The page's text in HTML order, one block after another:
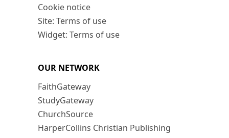
Cookie notice
Site: Terms of use
Widget: Terms of use
OUR NETWORK
FaithGateway
StudyGateway
ChurchSource
HarperCollins Christian Publishing